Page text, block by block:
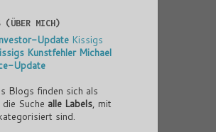
(ÜBER MICH)
Update Kissigs
Kunstfehler Michael
Update
Blogs finden sich als
Suche alle Labels , mit
sind.